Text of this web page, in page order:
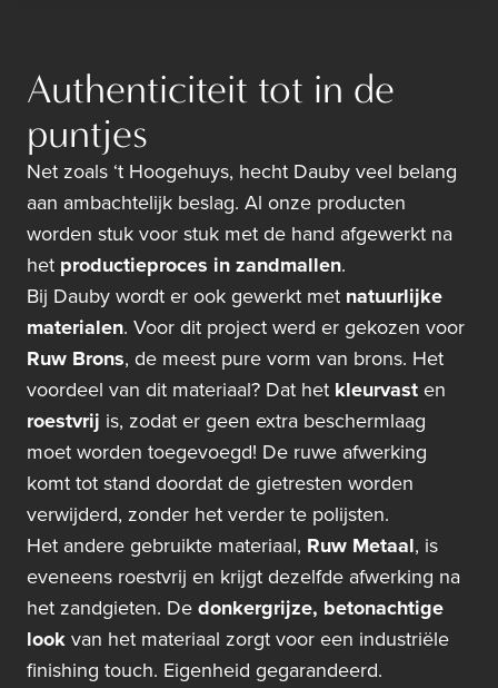
Authenticiteit tot in de
puntjes
Net zoals ‘t Hoogehuys, hecht Dauby veel belang
aan ambachtelijk beslag. Al onze producten
worden stuk voor stuk met de hand afgewerkt na
het productieproces in zandmallen.
Bij Dauby wordt er ook gewerkt met natuurlijke
materialen. Voor dit project werd er gekozen voor
Ruw Brons, de meest pure vorm van brons. Het
voordeel van dit materiaal? Dat het kleurvast en
roestvrij is, zodat er geen extra beschermlaag
moet worden toegevoegd! De ruwe afwerking
komt tot stand doordat de gietresten worden
verwijderd, zonder het verder te polijsten.
Het andere gebruikte materiaal, Ruw Metaal, is
eveneens roestvrij en krijgt dezelfde afwerking na
het zandgieten. De donkergrijze, betonachtige
look van het materiaal zorgt voor een industriële
finishing touch. Eigenheid gegarandeerd.